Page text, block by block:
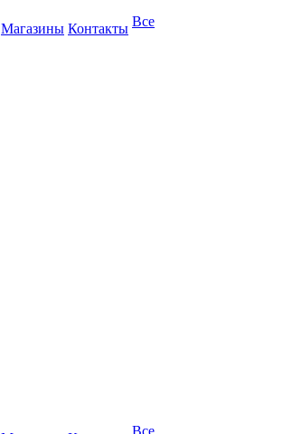
Магазины Контакты Все
Все